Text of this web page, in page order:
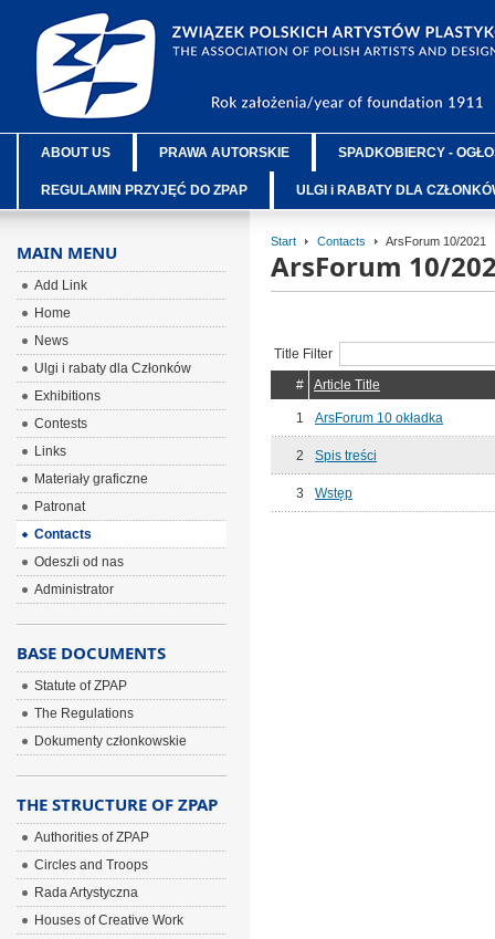
ABOUT US PRAWA AUTORSKIE SPADKOBIERCY -
REGULAMIN PRZYJĘĆ DO ZPAP ULGI i RABATY DLA
Start Contacts ArsForum 10/2021
ArsForum 10/
Title Filter
#
Article Title
1 ArsForum 10 okładka
2 Spis treści
3 Wstęp
MAIN MENU
Add Link
Home
News
Ulgi i rabaty dla Członków
Exhibitions
Contests
Links
Materiały graficzne
Patronat
Contacts
Odeszli od nas
Administrator
BASE DOCUMENTS
Statute of ZPAP
The Regulations
Dokumenty członkowskie
THE STRUCTURE OF ZPAP
Authorities of ZPAP
Circles and Troops
Rada Artystyczna
Houses of Creative Work